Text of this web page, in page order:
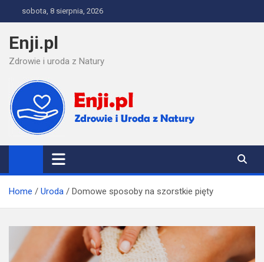
to
content
sobota, 8 sierpnia, 2026
Enji.pl
Zdrowie i uroda z Natury
Home Uroda Domowe sposoby na szorstkie pięty